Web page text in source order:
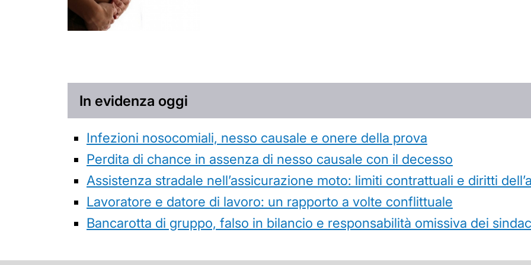
In evidenza oggi
Infezioni nosocomiali, nesso causale e onere della prova
Perdita di chance in assenza di nesso causale con il decesso
Assistenza stradale nell’assicurazione moto: limiti contrattuali e diritti
Lavoratore e datore di lavoro: un rapporto a volte conflittuale
Bancarotta di gruppo, falso in bilancio e responsabilità omissiva dei